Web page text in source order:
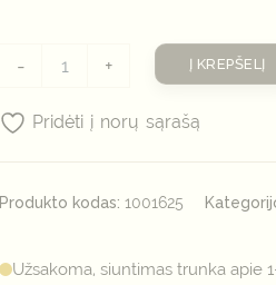
- + Į KREPŠELĮ
Produkto kodas:1001625
Užsakoma, siuntimas trunka apie
Pridėti į norų sąrašą